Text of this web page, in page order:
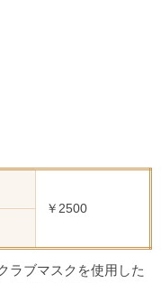
￥2500
ラブマスクを使用した